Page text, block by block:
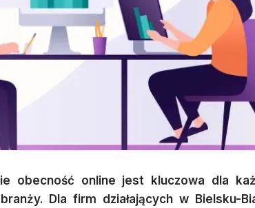
obecność online jest kluczowa dla
Dla firm działających w Bielsku-